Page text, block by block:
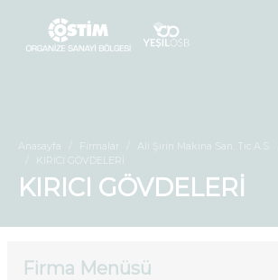
Anasayfa Firmalar Ali Şirin Makina San. Tıc.A.S.
KIRICI GÖVDELERİ
KIRICI GÖVDELERİ
Firma Menüsü